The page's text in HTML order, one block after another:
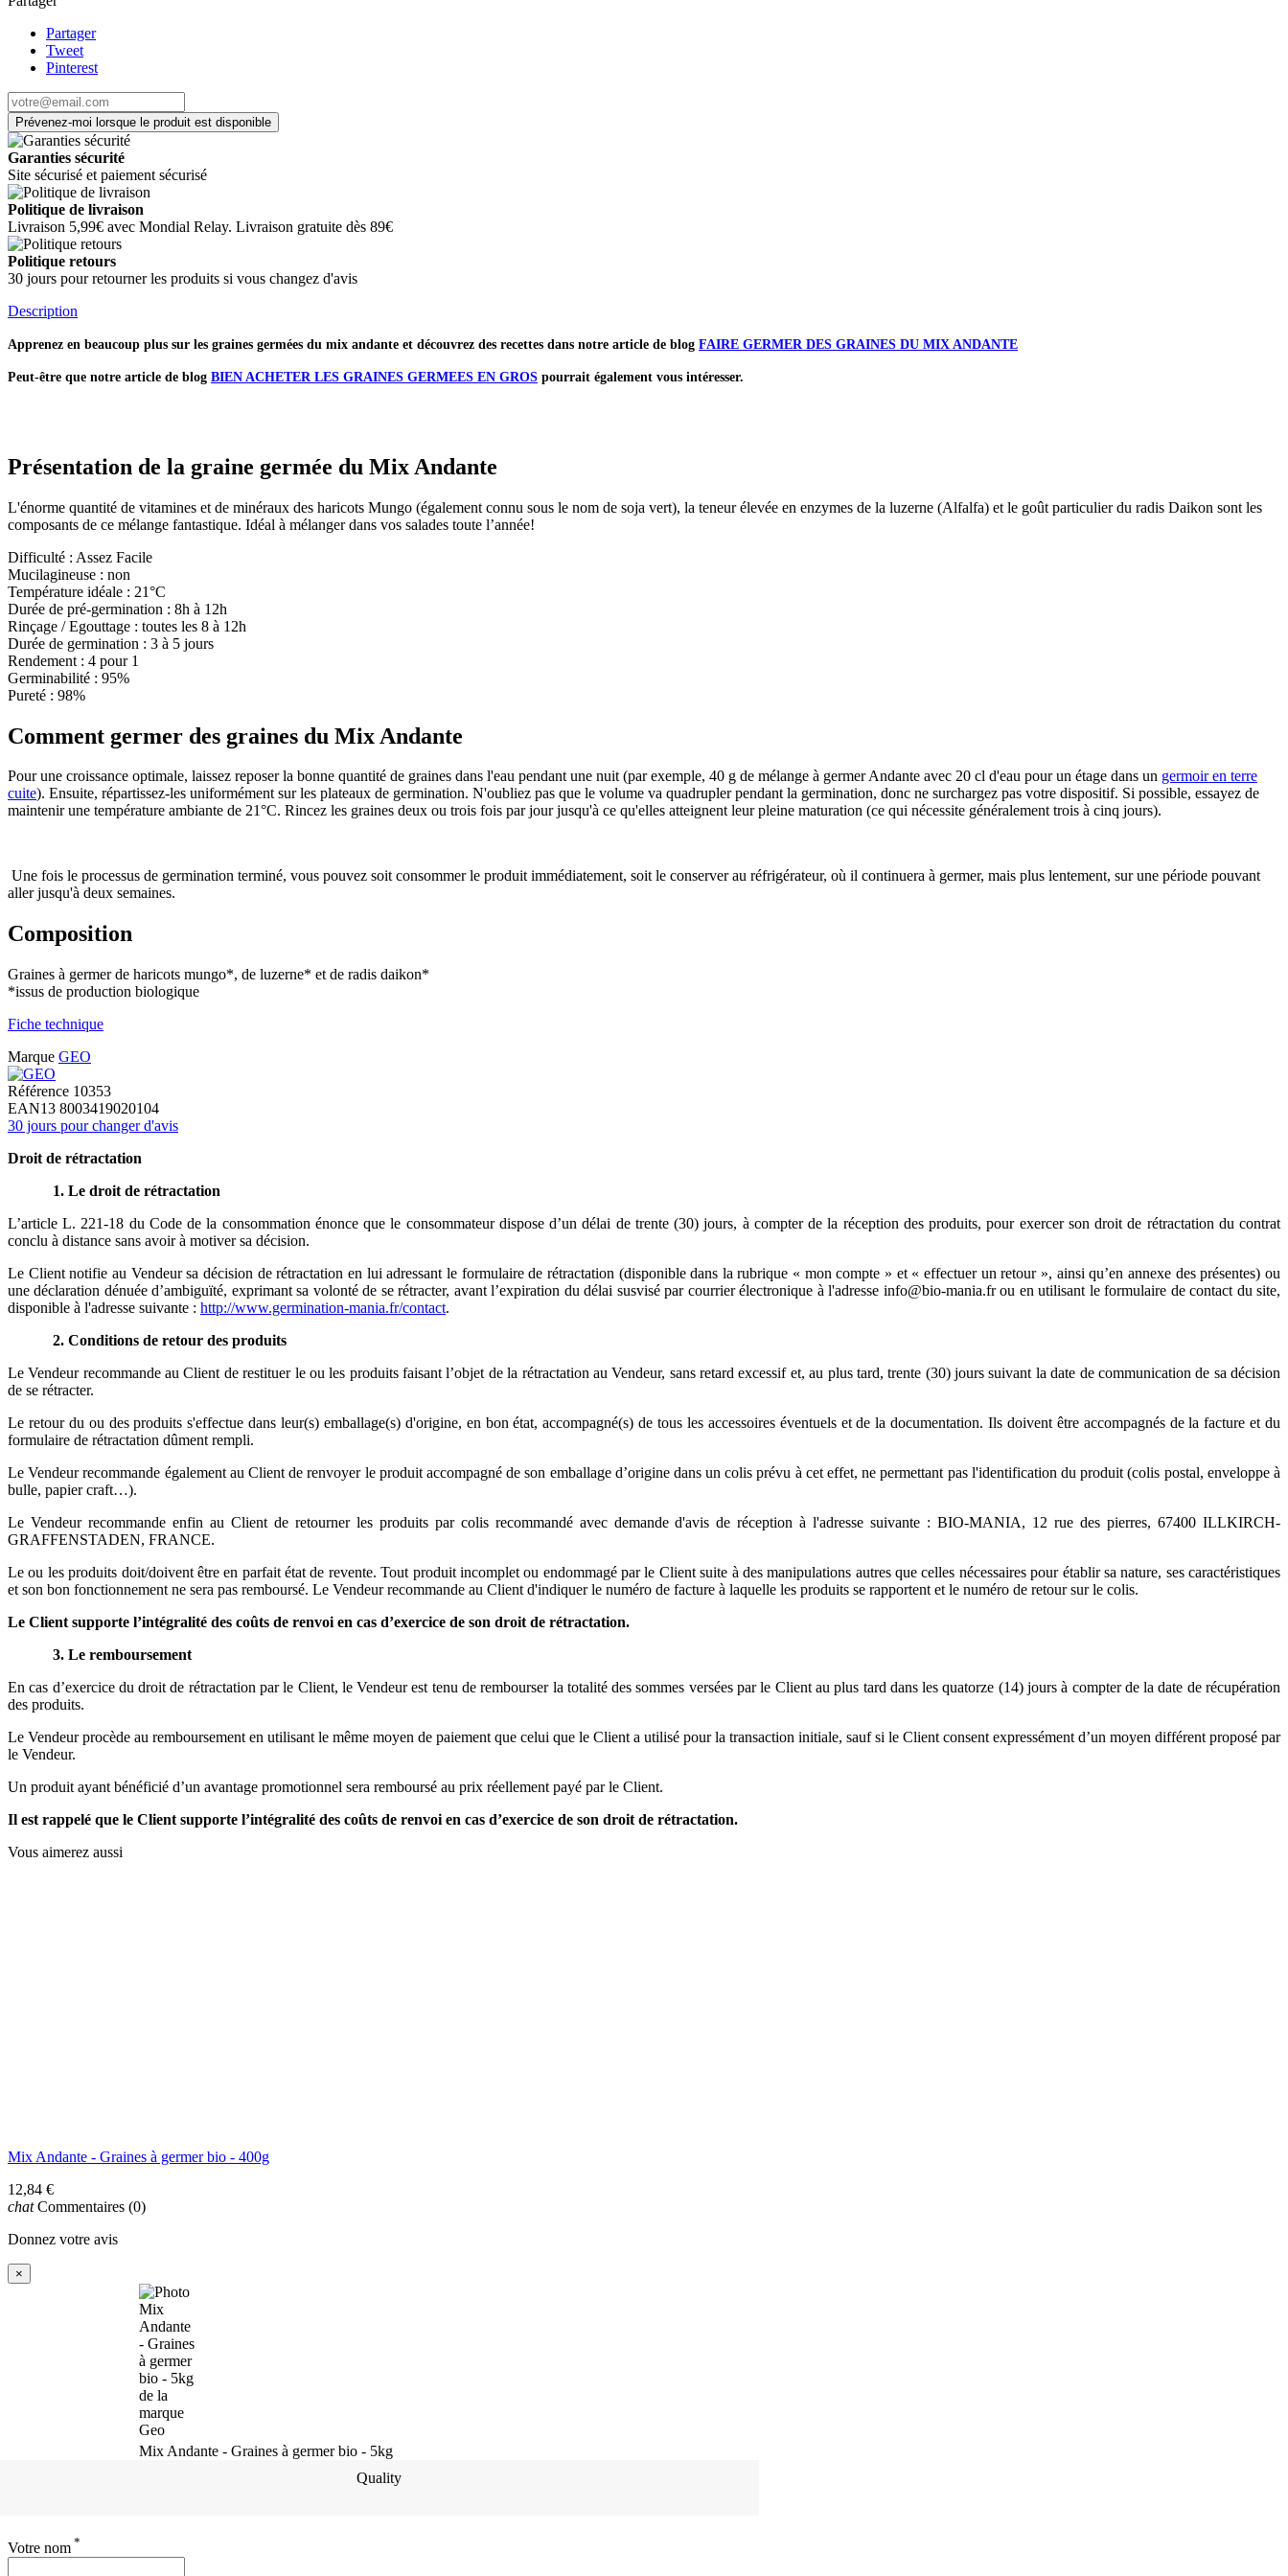
Partager
Tweet
Pinterest
Prévenez-moi lorsque le produit est disponible
Garanties sécurité
Site sécurisé et paiement sécurisé
Politique de livraison
Livraison 5,99€ avec Mondial Relay. Livraison gratuite dès 89€
Politique retours
30 jours pour retourner les produits si vous changez d'avis
Description
Apprenez en beaucoup plus sur les graines germées du mix andante et découvrez des recettes dans notre article de blog FAIRE GERMER DES GRAINES DU MIX ANDANTE
Peut-être que notre article de blog BIEN ACHETER LES GRAINES GERMEES EN GROS pourrait également vous intéresser.
Présentation de la graine germée du Mix Andante
L'énorme quantité de vitamines et de minéraux des haricots Mungo (également connu sous le nom de soja vert), la teneur élevée en enzymes de la luzerne (Alfalfa) et le goût particulier du radis Daikon sont les
composants de ce mélange fantastique. Idéal à mélanger dans vos salades toute l’année!
Difficulté : Assez Facile
Mucilagineuse : non
Température idéale : 21°C
Durée de pré-germination : 8h à 12h
Rinçage / Egouttage : toutes les 8 à 12h
Durée de germination : 3 à 5 jours
Rendement : 4 pour 1
Germinabilité : 95%
Pureté : 98%
Comment germer des graines du Mix Andante
Pour une croissance optimale, laissez reposer la bonne quantité de graines dans l'eau pendant une nuit (par exemple, 40 g de mélange à germer Andante avec 20 cl d'eau pour un étage dans un germoir en terre
cuite). Ensuite, répartissez-les uniformément sur les plateaux de germination. N'oubliez pas que le volume va quadrupler pendant la germination, donc ne surchargez pas votre dispositif. Si possible, essayez de
maintenir une température ambiante de 21°C. Rincez les graines deux ou trois fois par jour jusqu'à ce qu'elles atteignent leur pleine maturation (ce qui nécessite généralement trois à cinq jours).
Une fois le processus de germination terminé, vous pouvez soit consommer le produit immédiatement, soit le conserver au réfrigérateur, où il continuera à germer, mais plus lentement, sur une période pouvant
aller jusqu'à deux semaines.
Composition
Graines à germer de haricots mungo*, de luzerne* et de radis daikon*
*issus de production biologique
Fiche technique
Marque GEO
Référence 10353
EAN13 8003419020104
30 jours pour changer d'avis
Droit de rétractation
1. Le droit de rétractation
L’article L. 221-18 du Code de la consommation énonce que le consommateur dispose d’un délai de trente (30) jours, à compter de la réception des produits, pour exercer son droit de rétractation du contrat
conclu à distance sans avoir à motiver sa décision.
Le Client notifie au Vendeur sa décision de rétractation en lui adressant le formulaire de rétractation (disponible dans la rubrique « mon compte » et « effectuer un retour », ainsi qu’en annexe des présentes) ou
une déclaration dénuée d’ambiguïté, exprimant sa volonté de se rétracter, avant l’expiration du délai susvisé par courrier électronique à l'adresse info@bio-mania.frou en utilisant le formulaire de contact du site,
disponible à l'adresse suivante : http://www.germination-mania.fr/contact.
2. Conditions de retour des produits
Le Vendeur recommande au Client de restituer le ou les produits faisant l’objet de la rétractation au Vendeur, sans retard excessif et, au plus tard, trente (30) jours suivant la date de communication de sa décision
de se rétracter.
Le retour du ou des produits s'effectue dans leur(s) emballage(s) d'origine, en bon état, accompagné(s) de tous les accessoires éventuels et de la documentation. Ils doivent être accompagnés de la facture et du
formulaire de rétractation dûment rempli.
Le Vendeur recommande également au Client de renvoyer le produit accompagné de son emballage d’origine dans un colis prévu à cet effet, ne permettant pas l'identification du produit (colis postal, enveloppe à
bulle, papier craft…).
Le Vendeur recommande enfin au Client de retourner les produits par colis recommandé avec demande d'avis de réception à l'adresse suivante : BIO-MANIA, 12 rue des pierres, 67400 ILLKIRCH-
GRAFFENSTADEN, FRANCE.
Le ou les produits doit/doivent être en parfait état de revente. Tout produit incomplet ou endommagé par le Client suite à des manipulations autres que celles nécessaires pour établir sa nature, ses caractéristiques
et son bon fonctionnement ne sera pas remboursé. Le Vendeur recommande au Client d'indiquer le numéro de facture à laquelle les produits se rapportent et le numéro de retour sur le colis.
Le Client supporte l’intégralité des coûts de renvoi en cas d’exercice de son droit de rétractation.
3. Le remboursement
En cas d’exercice du droit de rétractation par le Client, le Vendeur est tenu de rembourser la totalité des sommes versées par le Client au plus tard dans les quatorze (14) jours à compter de la date de récupération
des produits.
Le Vendeur procède au remboursement en utilisant le même moyen de paiement que celui que le Client a utilisé pour la transaction initiale, sauf si le Client consent expressément d’un moyen différent proposé par
le Vendeur.
Un produit ayant bénéficié d’un avantage promotionnel sera remboursé au prix réellement payé par le Client.
Il est rappelé que le Client supporte l’intégralité des coûts de renvoi en cas d’exercice de son droit de rétractation.
Vous aimerez aussi
Mix Andante - Graines à germer bio - 400g
12,84 €
chat Commentaires (0)
Donnez votre avis
×
Mix Andante - Graines à germer bio - 5kg
Quality
Votre nom *